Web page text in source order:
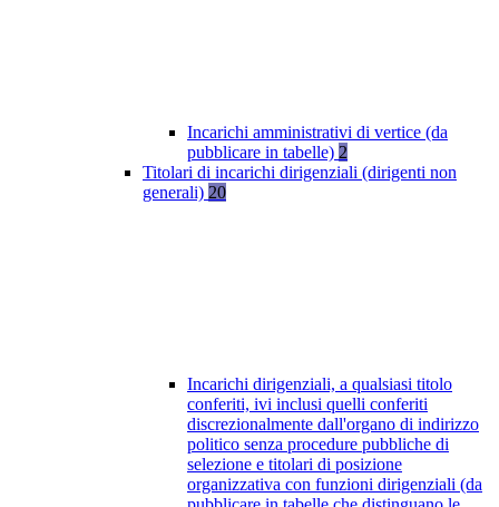
Incarichi amministrativi di vertice (da
pubblicare in tabelle) 2
Titolari di incarichi dirigenziali (dirigenti non
generali) 20
Incarichi dirigenziali, a qualsiasi titolo
conferiti, ivi inclusi quelli conferiti
discrezionalmente dall'organo di indirizzo
politico senza procedure pubbliche di
selezione e titolari di posizione
organizzativa con funzioni dirigenziali (da